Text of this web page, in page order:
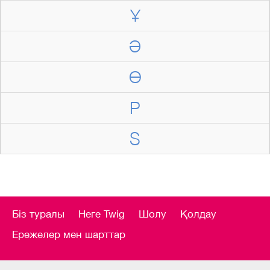
Ұ
Ә
Ө
P
S
Біз туралы Неге Twig Шолу
Қолдау
Ережелер мен шарттар